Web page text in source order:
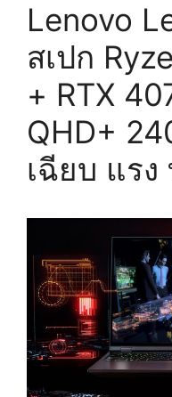
Lenovo
สเปก
+ RTX
QHD+
เฉียบ แรง